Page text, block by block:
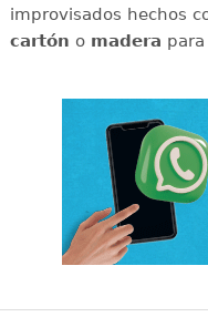
improvisados hechos
cartón o madera